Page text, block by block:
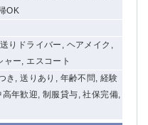
OK
りドライバー, ヘアメイク,
ー, エスコート
き, 送りあり, 年齢不問, 経験
年歓迎, 制服貸与, 社保完備,
口
線「赤羽駅」から徒歩2分 ②東
伎町 ②新宿 ③新宿三丁目 ④西
③東新宿
伎町 ②新宿
南口)